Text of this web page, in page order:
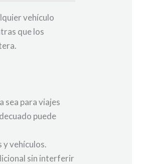
vehículo
que los
sea para viajes
puede
y vehículos.
sin interferir